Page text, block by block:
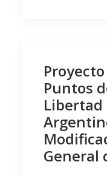
Puntos
Libertad
General